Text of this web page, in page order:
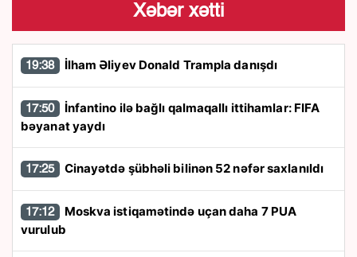
Xəbər xətti
19:38 İlham Əliyev Donald Trampla danışdı
17:50
bəyanat yaydı
17:25 Cinayətdə şübhəli bilinən 52 nəfər saxlanıldı
17:12
vurulub